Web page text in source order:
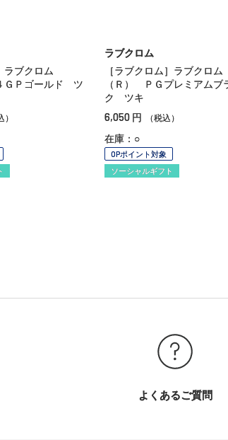
ラブクロム
ＧＰゴールド ツ
）
ラブクロム
［ラブクロム］ラブクロム
（Ｒ） ＰＧプレミアムブ
ク ツキ
6,050 円 （税込）
在庫：○
OPポイント対象
ソーシャルギフト
よくあるご質問